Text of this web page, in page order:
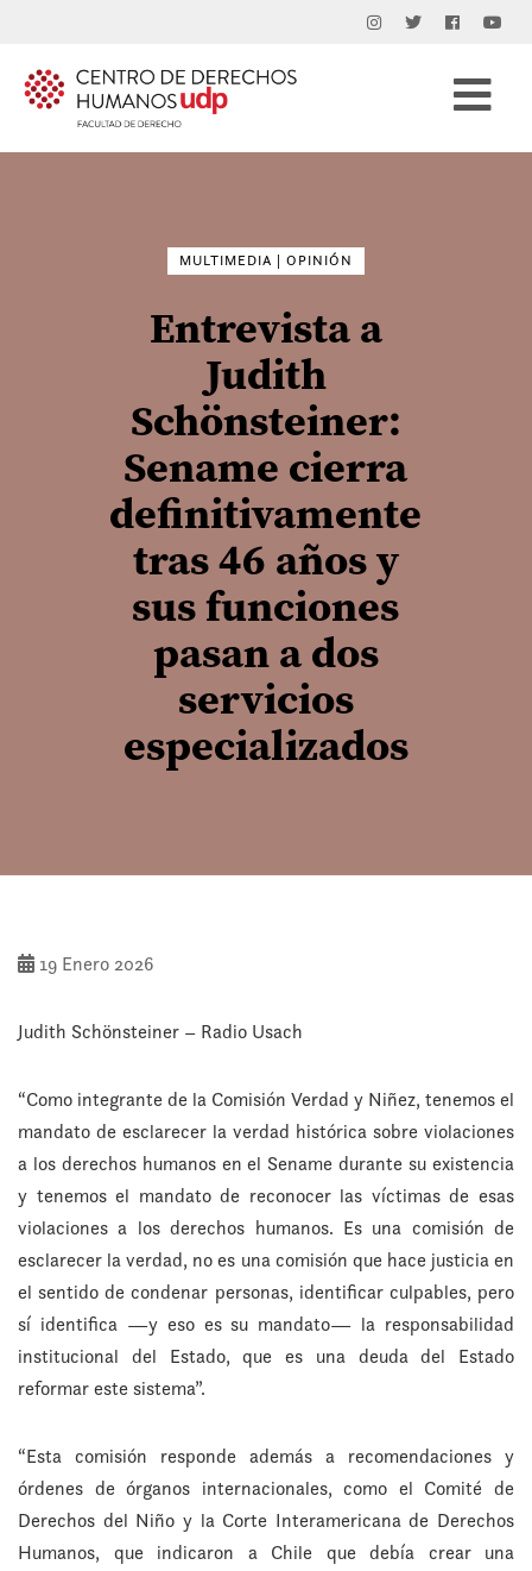
MULTIMEDIA | OPINIÓN
Entrevista a
Judith
Schönsteiner:
Sename cierra
definitivamente
tras 46 años y
sus funciones
pasan a dos
servicios
especializados
19 Enero 2026
Judith Schönsteiner – Radio Usach
“Como integrante de la Comisión Verdad y Niñez, tenemos el
mandato de esclarecer la verdad histórica sobre violaciones
a los derechos humanos en el Sename durante su existencia
y tenemos el mandato de reconocer las víctimas de esas
violaciones a los derechos humanos. Es una comisión de
esclarecer la verdad, no es una comisión que hace justicia en
el sentido de condenar personas, identificar culpables, pero
sí identifica —y eso es su mandato— la responsabilidad
institucional del Estado, que es una deuda del Estado
reformar este sistema”.
“Esta comisión responde además a recomendaciones y
órdenes de órganos internacionales, como el Comité de
Derechos del Niño y la Corte Interamericana de Derechos
Humanos, que indicaron a Chile que debía crear una